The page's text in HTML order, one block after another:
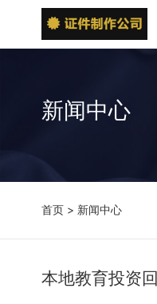
新闻中心
首页 > 新闻中心
本地教育投资